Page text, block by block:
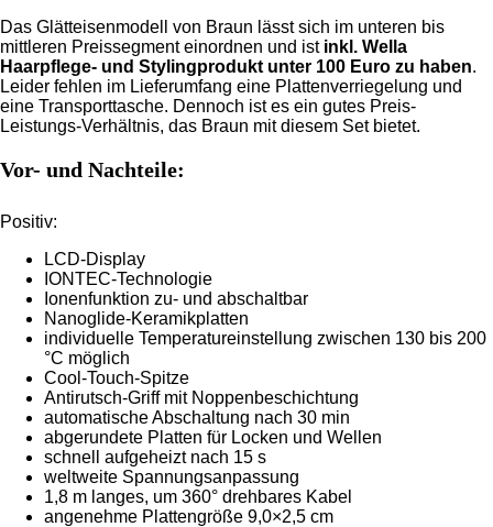
Das Glätteisenmodell von Braun lässt sich im unteren bis
mittleren Preissegment einordnen und ist inkl. Wella
Haarpflege- und Stylingprodukt unter 100 Euro zu haben.
Leider fehlen im Lieferumfang eine Plattenverriegelung und
eine Transporttasche. Dennoch ist es ein gutes Preis-
Leistungs-Verhältnis, das Braun mit diesem Set bietet.
Vor- und Nachteile:
Positiv:
LCD-Display
IONTEC-Technologie
Ionenfunktion zu- und abschaltbar
Nanoglide-Keramikplatten
individuelle Temperatureinstellung zwischen 130 bis 200
°C möglich
Cool-Touch-Spitze
Antirutsch-Griff mit Noppenbeschichtung
automatische Abschaltung nach 30 min
abgerundete Platten für Locken und Wellen
schnell aufgeheizt nach 15 s
weltweite Spannungsanpassung
1,8 m langes, um 360° drehbares Kabel
angenehme Plattengröße 9,0×2,5 cm